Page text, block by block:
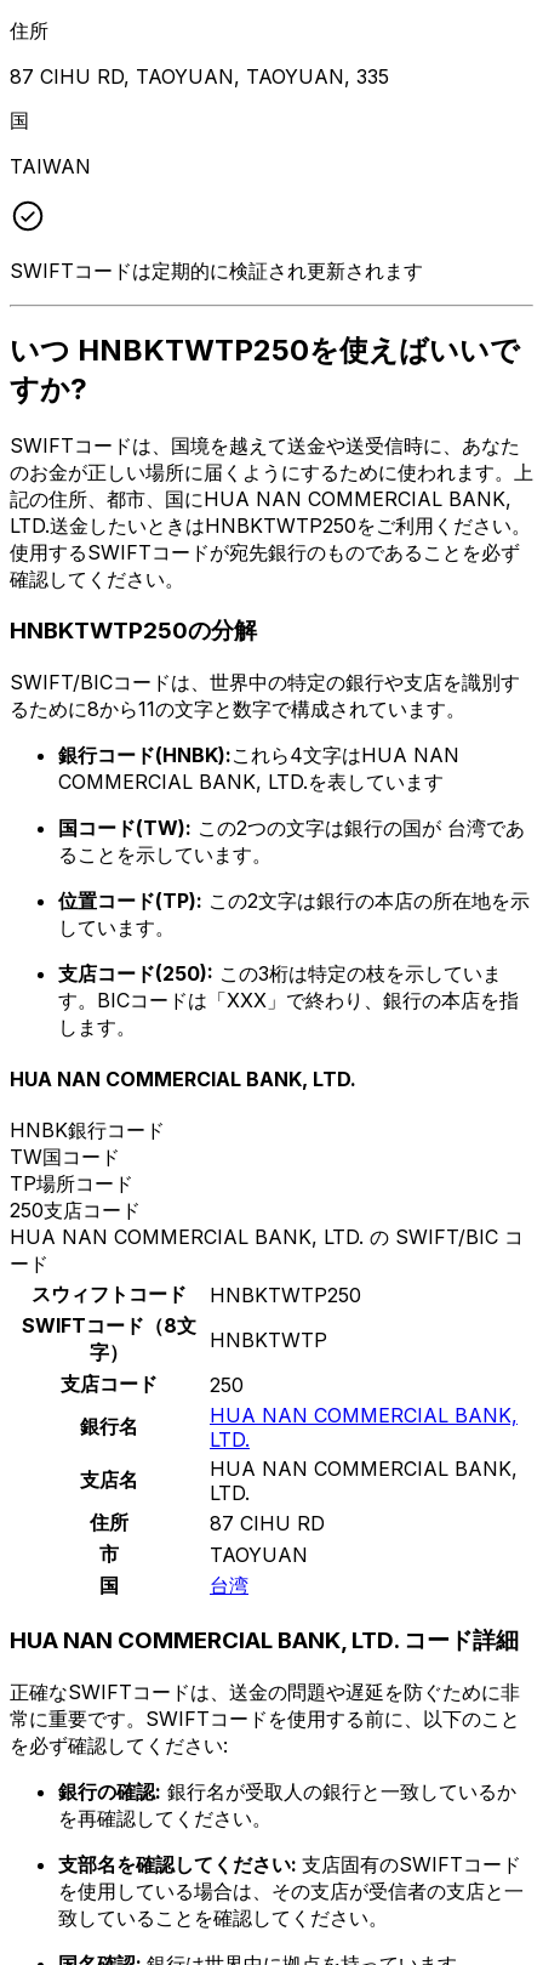
住所
87 CIHU RD, TAOYUAN, TAOYUAN, 335
国
TAIWAN
SWIFTコードは定期的に検証され更新されます
いつ HNBKTWTP250を使えばいいで
すか?
SWIFTコードは、国境を越えて送金や送受信時に、あなた
のお金が正しい場所に届くようにするために使われます。上
記の住所、都市、国にHUA NAN COMMERCIAL BANK,
LTD.送金したいときはHNBKTWTP250をご利用ください。
使用するSWIFTコードが宛先銀行のものであることを必ず
確認してください。
HNBKTWTP250の分解
SWIFT/BICコードは、世界中の特定の銀行や支店を識別す
るために8から11の文字と数字で構成されています。
銀行コード(HNBK):これら4文字はHUA NAN
COMMERCIAL BANK, LTD.を表しています
国コード(TW): この2つの文字は銀行の国が 台湾であ
ることを示しています。
位置コード(TP): この2文字は銀行の本店の所在地を示
しています。
支店コード(250): この3桁は特定の枝を示していま
す。BICコードは「XXX」で終わり、銀行の本店を指
します。
HUA NAN COMMERCIAL BANK, LTD.
HNBK銀行コード
TW国コード
TP場所コード
250支店コード
HUA NAN COMMERCIAL BANK, LTD. の SWIFT/BIC コ
ード
スウィフトコード
HNBKTWTP250
SWIFTコード（8文
字）
HNBKTWTP
支店コード
250
銀行名
HUA NAN COMMERCIAL BANK,
LTD.
支店名
HUA NAN COMMERCIAL BANK,
LTD.
住所
87 CIHU RD
市
TAOYUAN
国
台湾
HUA NAN COMMERCIAL BANK, LTD. コード詳細
正確なSWIFTコードは、送金の問題や遅延を防ぐために非
常に重要です。SWIFTコードを使用する前に、以下のこと
を必ず確認してください:
銀行の確認: 銀行名が受取人の銀行と一致しているか
を再確認してください。
支部名を確認してください: 支店固有のSWIFTコード
を使用している場合は、その支店が受信者の支店と一
致していることを確認してください。